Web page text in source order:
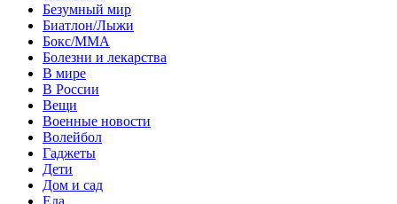
Безумный мир
Биатлон/Лыжи
Бокс/MMA
Болезни и лекарства
В мире
В России
Вещи
Военные новости
Волейбол
Гаджеты
Дети
Дом и сад
Еда